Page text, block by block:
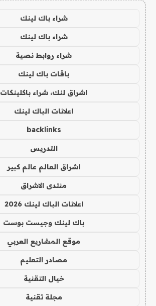
شراء باك لينك
شراء باك لينك
شراء روابط نصية
باقات باك لينك
اشراق لنك، شراء باكلينكات
اعلانات الباك لينك
backlinks
التدريس
اشراق العالم عالم كبير
منتدى الاشراق
اعلانات الباك لينك 2026
باك لينك وجيست بوست
موقع المشاريع العربي
مصادر التعليم
خيال التقنية
مجلة تقنية